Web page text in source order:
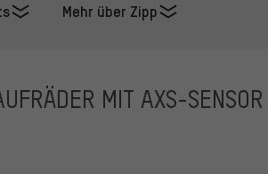
Mehr über Zipp
MIT AXS-SENSOR